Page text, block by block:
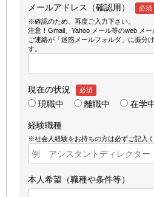
メールアドレス（確認用）
必須
※確認のため、再度ご入力下さい。
注意！Gmail、Yahoo メール等のweb メ
ご連絡が「迷惑メールフォルダ」に振分
す。
現在の状況 必須
現職中 離職中 在学
経験職種
※社会人経験をお持ちの方は必ずご記入く
本人希望（職種や条件等）